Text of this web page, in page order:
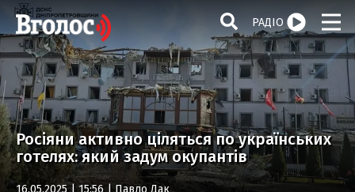
РАДІО
Росіяни активно ціляться по українських
готелях: який задум окупантів
16.05.2025 | 15:56 |Павло Дак